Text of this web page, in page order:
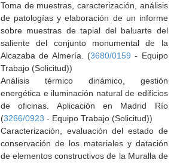
Toma de muestras, caracterización, análisis
de patologías y elaboración de un informe
sobre muestras de tapial del baluarte del
saliente del conjunto monumental de la
Alcazaba de Almería. (3680/0159 - Equipo
Trabajo (Solicitud))
Análisis térmico dinámico, gestión
energética e iluminación natural de edificios
de oficinas. Aplicación en Madrid Río
(3266/0923 - Equipo Trabajo (Solicitud))
Caracterización, evaluación del estado de
conservación de los materiales y datación
de elementos constructivos de la Muralla de